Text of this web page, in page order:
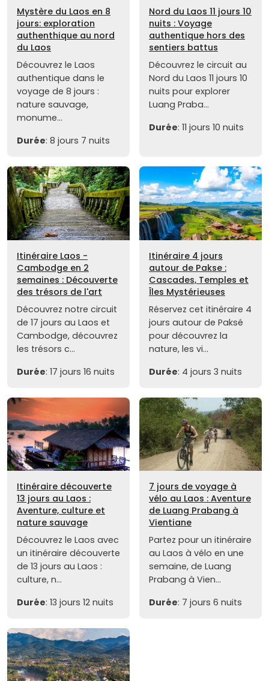
Mystère du Laos en 8
jours: exploration
authenthique au nord
du Laos
Découvrez le Laos
authentique dans le
voyage de 8 jours :
nature sauvage,
monume...
Durée: 8 jours 7 nuits
Nord du Laos 11 jours 10
nuits : Voyage
authentique hors des
sentiers battus
Découvrez le circuit au
Nord du Laos 11 jours 10
nuits pour explorer
Luang Praba...
Durée: 11 jours 10 nuits
Itinéraire Laos -
Cambodge en 2
semaines : Découverte
des trésors de l'art
Découvrez notre circuit
de 17 jours au Laos et
Cambodge, découvrez
les trésors c...
Durée: 17 jours 16 nuits
Itinéraire 4 jours
autour de Pakse :
Cascades, Temples et
Îles Mystérieuses
Réservez cet itinéraire 4
jours autour de Paksé
pour découvrez la
nature, les vi...
Durée: 4 jours 3 nuits
Itinéraire découverte
13 jours au Laos :
Aventure, culture et
nature sauvage
Découvrez le Laos avec
un itinéraire découverte
de 13 jours au Laos :
culture, n...
Durée: 13 jours 12 nuits
7 jours de voyage à
vélo au Laos : Aventure
de Luang Prabang à
Vientiane
Partez pour un itinéraire
au Laos à vélo en une
semaine, de Luang
Prabang à Vien...
Durée: 7 jours 6 nuits